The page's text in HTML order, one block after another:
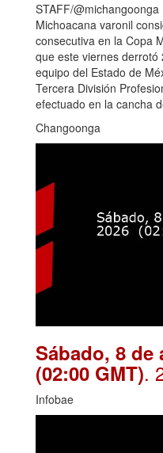
STAFF/
Michoacana varonil
consecutiva en la Copa
que este viernes
equipo del Estado de
Tercera División
efectuado en la cancha
Changoonga
Sábado, 8 de
(02:00 GMT).
Infobae